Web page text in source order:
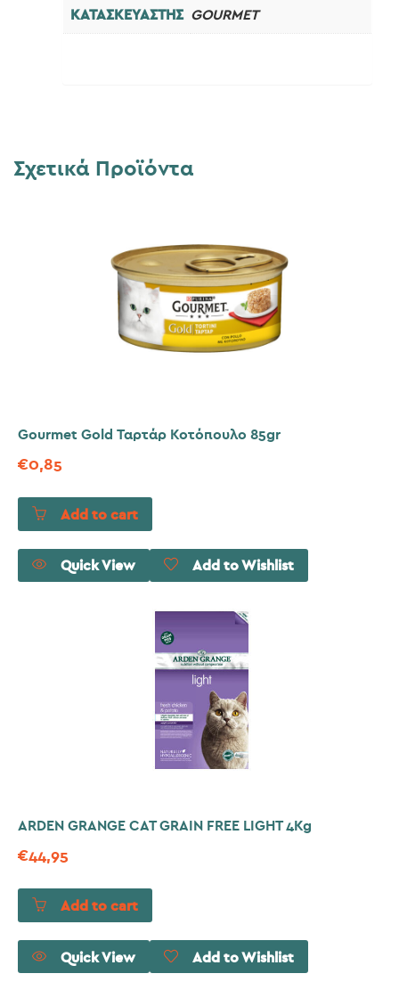
ΚΑΤΑΣΚΕΥΑΣΤΗΣ GOURMET
Σχετικά Προϊόντα
Gourmet Gold Ταρτάρ Κοτόπουλο 85gr
€0,85
Add to cart
Quick View Add to Wishlist
ARDEN GRANGE CAT GRAIN FREE LIGHT 4Kg
€44,95
Add to cart
Quick View Add to Wishlist